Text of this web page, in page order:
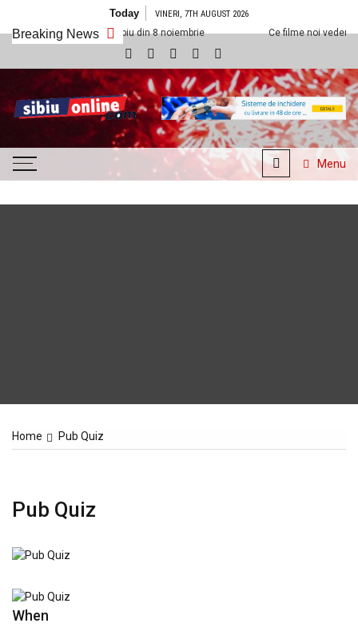
Today VINERI, 7TH AUGUST 2026
Breaking News
Sibiu din 8 noiembrie Ce filme noi vedem la Cineplexx
SibiuOnline.com
… locatii si evenimente din
Sibiu!!!
Menu
Home Pub Quiz
Pub Quiz
When